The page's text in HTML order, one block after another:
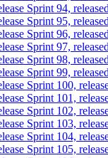
Sprint 94,
Sprint 95,
Sprint 96,
Sprint 97,
Sprint 98,
Sprint 99,
Sprint 100,
Sprint 101,
Sprint 102,
Sprint 103,
Sprint 104,
Sprint 105,